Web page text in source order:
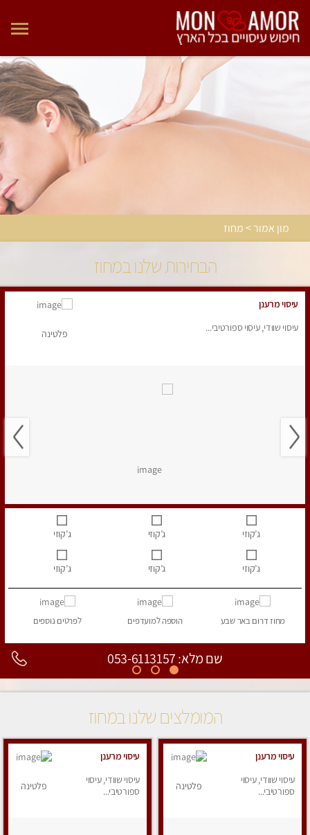
מון אמור > מחוז
הבחירות שלנו במחוז
עיסוי מרענן
עיסוי שוודי, עיסוי ספורטיבי...
פלטינה
ג’קוזי ג’קוזי ג’קוזי
ג’קוזי ג’קוזי ג’קוזי
מחוז דרוםבאר שבע הוספהלמועדפים לפרטים נוספים
שם מלא: 053-6113157
המומלצים שלנו במחוז
עיסוי מרענן
עיסוי שוודי, עיסוי
ספורטיבי...
פלטינה
עיסוי מרענן
עיסוי שוודי, עיסוי
ספורטיבי...
פלטינה